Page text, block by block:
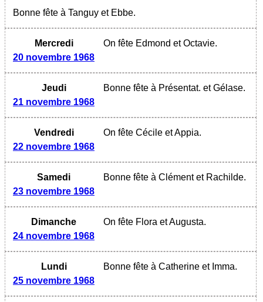
Bonne fête à Tanguy et Ebbe.
Mercredi
20 novembre 1968
On fête Edmond et Octavie.
Jeudi
21 novembre 1968
Bonne fête à Présentat. et Gélase.
Vendredi
22 novembre 1968
On fête Cécile et Appia.
Samedi
23 novembre 1968
Bonne fête à Clément et Rachilde.
Dimanche
24 novembre 1968
On fête Flora et Augusta.
Lundi
25 novembre 1968
Bonne fête à Catherine et Imma.